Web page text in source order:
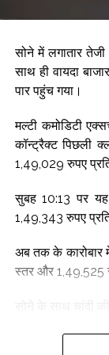
बाजार का
चुनिंदा खरीदारी
एक्सपर्ट ने कहा कि
भी कर रहे हैं,
सकता है और मार्जिन
बाजार की इस
समय तक कमजोर
खरीदारी) देखी जा
क्षेत्रों में इसकी
हालांकि, ऑटो,
मुनाफावसूली
कारण व्यापक
सोने में लगातार
साथ ही वायदा
पार पहुंच गया।
मल्टी कमोडिटी
कॉन्ट्रैक्ट पिछली
1,49,029 रुपए
सुबह 10:13 पर
1,49,343 रुपए
अब तक के कारोबार
स्तर और 1,49,525
चांदी का 4